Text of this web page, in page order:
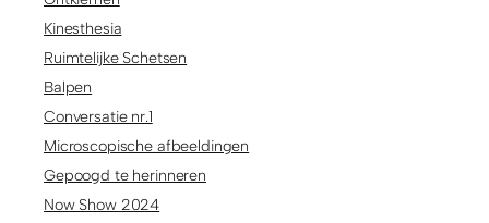
Kinesthesia
Ruimtelijke Schetsen
Balpen
Conversatie nr.1
Microscopische afbeeldingen
Gepoogd te herinneren
Now Show 2024